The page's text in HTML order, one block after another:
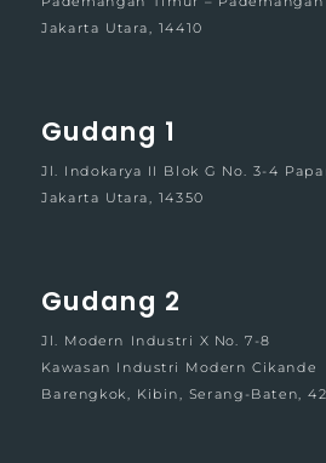
Jakarta Utara, 14410
Gudang 1
Jl. Indokarya II Blok G No. 3-4
Jakarta Utara, 14350
Gudang 2
Jl. Modern Industri X No. 7-8
Kawasan Industri Modern Cikande
Barengkok, Kibin, Serang-Baten,